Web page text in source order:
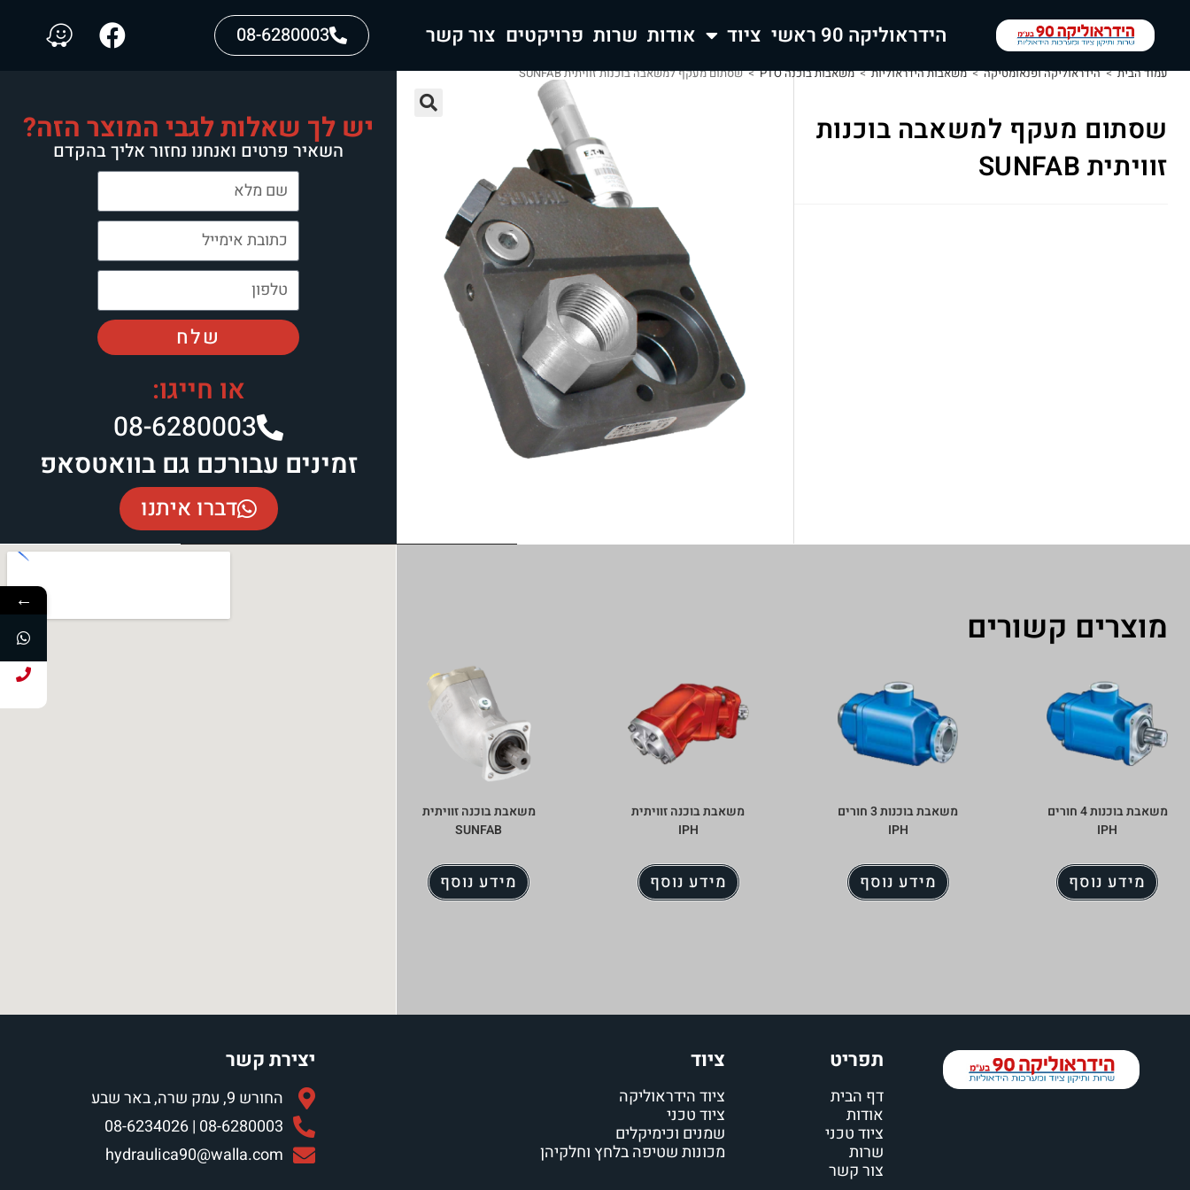
הידראוליקה 90 ראשי ציוד אודות שרות פרויקטים צור קשר 08-6280003
עמוד הבית > הידראוליקה ופנאומטיקה > משאבות הידראוליות > משאבות בוכנה PTO > שסתום מעקף למשאבה בוכנות זוויתית SUNFAB
שסתום מעקף למשאבה בוכנות
זוויתית SUNFAB
יש לך שאלות לגבי המוצר הזה?
השאיר פרטים ואנחנו נחזור אליך בהקדם
שלח
או חייגו:
08-6280003​
זמינים עבורכם גם בוואטסאפ
דברו איתנו
מוצרים קשורים
משאבת בוכנות 4 חורים
IPH
מידע נוסף
משאבת בוכנות 3 חורים
IPH
מידע נוסף
משאבת בוכנה זוויתית
IPH
מידע נוסף
משאבת בוכנה זוויתית
SUNFAB
מידע נוסף
תפריט
דף הבית
אודות
ציוד טכני
שרות
צור קשר
ציוד
ציוד הידראוליקה
ציוד טכני
שמנים וכימיקלים
מכונות שטיפה בלחץ וחלקיהן
יצירת קשר
החורש 9, עמק שרה, באר שבע
08-6280003 | 08-6234026
hydraulica90@walla.com
←